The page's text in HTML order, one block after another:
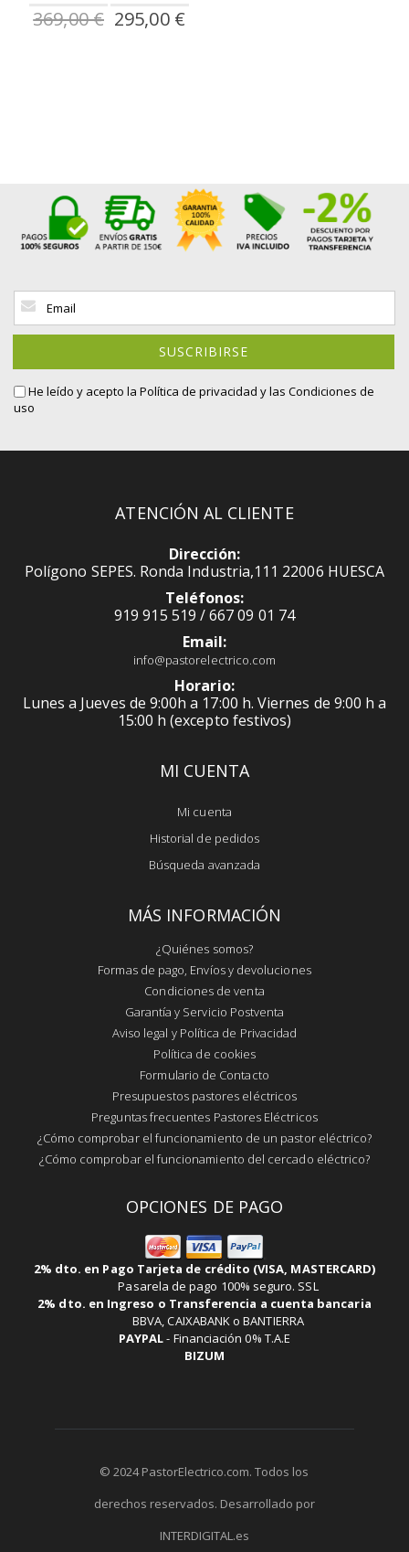
369,00 €
Precio
especial
295,00 €
Inscríbase
nuestro
SUSCRIBIRSE
He leído y acepto la Política de privacidad y las Condiciones de
uso
ATENCIÓN AL CLIENTE
Dirección:
Polígono SEPES. Ronda Industria,111 22006 HUESCA
Teléfonos:
919 915 519 / 667 09 01 74
Email:
info@pastorelectrico.com
Horario:
Lunes a Jueves de 9:00h a 17:00 h. Viernes de 9:00 h a
15:00 h (excepto festivos)
MI CUENTA
Mi cuenta
Historial de pedidos
Búsqueda avanzada
MÁS INFORMACIÓN
¿Quiénes somos?
Formas de pago, Envíos y devoluciones
Condiciones de venta
Garantía y Servicio Postventa
Aviso legal y Política de Privacidad
Política de cookies
Formulario de Contacto
Presupuestos pastores eléctricos
Preguntas frecuentes Pastores Eléctricos
¿Cómo comprobar el funcionamiento de un pastor eléctrico?
¿Cómo comprobar el funcionamiento del cercado eléctrico?
OPCIONES DE PAGO
2% dto. en Pago Tarjeta de crédito (VISA, MASTERCARD)
Pasarela de pago 100% seguro. SSL
2% dto. en Ingreso o Transferencia a cuenta bancaria
BBVA, CAIXABANK o BANTIERRA
PAYPAL- Financiación 0% T.A.E
BIZUM
© 2024 PastorElectrico.com. Todos los
derechos reservados. Desarrollado por
INTERDIGITAL.es